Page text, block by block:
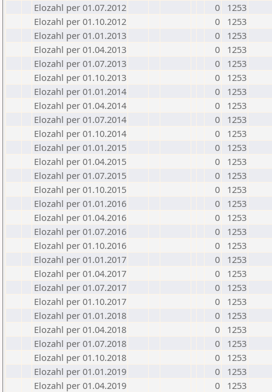
Elozahl per 01.07.2012
0
1253
Elozahl per 01.10.2012
0
1253
Elozahl per 01.01.2013
0
1253
Elozahl per 01.04.2013
0
1253
Elozahl per 01.07.2013
0
1253
Elozahl per 01.10.2013
0
1253
Elozahl per 01.01.2014
0
1253
Elozahl per 01.04.2014
0
1253
Elozahl per 01.07.2014
0
1253
Elozahl per 01.10.2014
0
1253
Elozahl per 01.01.2015
0
1253
Elozahl per 01.04.2015
0
1253
Elozahl per 01.07.2015
0
1253
Elozahl per 01.10.2015
0
1253
Elozahl per 01.01.2016
0
1253
Elozahl per 01.04.2016
0
1253
Elozahl per 01.07.2016
0
1253
Elozahl per 01.10.2016
0
1253
Elozahl per 01.01.2017
0
1253
Elozahl per 01.04.2017
0
1253
Elozahl per 01.07.2017
0
1253
Elozahl per 01.10.2017
0
1253
Elozahl per 01.01.2018
0
1253
Elozahl per 01.04.2018
0
1253
Elozahl per 01.07.2018
0
1253
Elozahl per 01.10.2018
0
1253
Elozahl per 01.01.2019
0
1253
Elozahl per 01.04.2019
0
1253